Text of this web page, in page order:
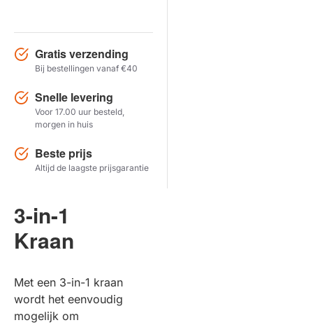
Model
Herstel zoekopdracht
Gratis verzending
Bij bestellingen vanaf €40
Snelle levering
Voor 17.00 uur besteld,
morgen in huis
Beste prijs
Altijd de laagste prijsgarantie
3-in-1
Kraan
Met een 3-in-1 kraan
wordt het eenvoudig
mogelijk om